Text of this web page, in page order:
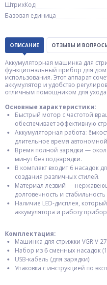
ШтрихКод
Базовая единица
ОПИСАНИЕ ОТЗЫВЫ И
Аккумуляторная машинка для
функциональный прибор для
использования. Этот аппарат
аккумулятор и удобство
отличным помощником для
Основные характеристики:
Быстрый мотор с частотой
обеспечивает эффективную
Аккумуляторная работа:
длительное время
Время полной зарядки —
минут без подзарядки.
В комплект входит 6 насадок
создания различных стилей.
Материал лезвий —
долговечность и
Наличие LED-дисплея,
аккумулятора и работу
Комплектация:
Машинка для стрижки VGR V-
Набор из 6 сменных насадок
USB-кабель (для зарядки)
Упаковка с инструкцией по